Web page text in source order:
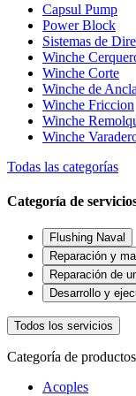
Capsul Pump
Power Block
Sistemas de
Winche
Winche Corte
Winche de Ancla
Winche Friccion
Winche
Winche
Todas las categorías
Categoría de
Flushing Naval
Reparación y
Reparación de
Todos los servicios
Categoría de productos
Acoples